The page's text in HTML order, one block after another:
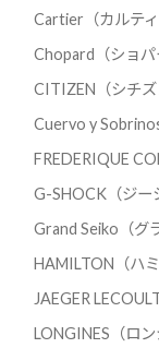
Cartier（カルティ
Chopard（ショパ
CITIZEN（シチズ
Cuervo y
FREDERIQUE
G-SHOCK（ジー
Grand Seiko（グ
HAMILTON（ハミ
JAEGER
LONGINES（ロン